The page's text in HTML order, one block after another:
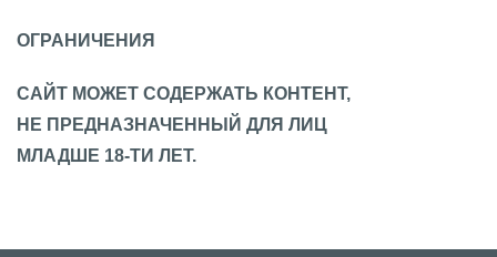
ОГРАНИЧЕНИЯ
САЙТ МОЖЕТ СОДЕРЖАТЬ КОНТЕНТ,
НЕ ПРЕДНАЗНАЧЕННЫЙ ДЛЯ ЛИЦ
МЛАДШЕ 18-ТИ ЛЕТ.